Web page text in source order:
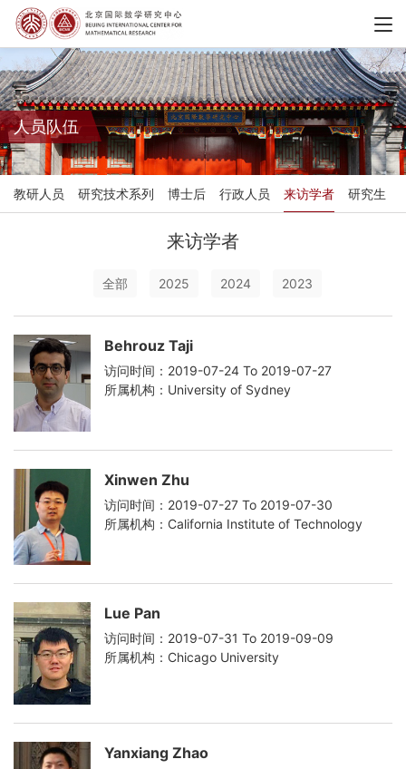
人员队伍
教研人员 研究技术系列 博士后 行政人员 来访学者 研究生
来访学者
全部 2025 2024 2023
Behrouz Taji
访问时间：2019-07-24 To 2019-07-27
所属机构：University of Sydney
Xinwen Zhu
访问时间：2019-07-27 To 2019-07-30
所属机构：California Institute of Technology
Lue Pan
访问时间：2019-07-31 To 2019-09-09
所属机构：Chicago University
Yanxiang Zhao